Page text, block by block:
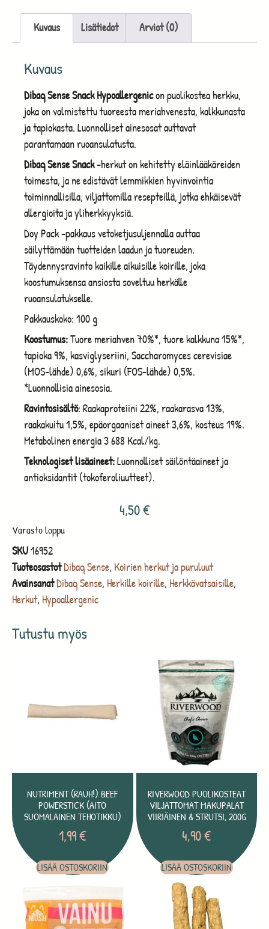
Tutustu myös
NUTRIMENT (RAUH!) BEEF
POWERSTICK (AITO
SUOMALAINEN TEHOTIKKU)
1,99€
LISÄÄ OSTOSKORIIN
RIVERWOOD PUOLIKOSTEAT
VILJATTOMAT MAKUPALAT
VIIRIÄINEN & STRUTSI, 200G
4,90€
LISÄÄ OSTOSKORIIN
Kuvaus Lisätiedot Arviot (0)
Kuvaus
Dibaq Sense Snack Hypoallergenicon puolikostea herkku,
joka on valmistettu tuoreesta meriahvenesta, kalkkunasta
ja tapiokasta. Luonnolliset ainesosat auttavat
parantamaan ruoansulatusta.
Dibaq Sense Snack-herkut on kehitetty eläinlääkäreiden
toimesta, ja ne edistävät lemmikkien hyvinvointia
toiminnallisilla, viljattomilla resepteillä, jotka ehkäisevät
allergioita ja yliherkkyyksiä.
Doy Pack -pakkaus vetoketjusuljennalla auttaa
säilyttämään tuotteiden laadun ja tuoreuden.
Täydennysravinto kaikille aikuisille koirille, joka
koostumuksensa ansiosta soveltuu herkälle
ruoansulatukselle.
Pakkauskoko: 100 g
Koostumus:Tuore meriahven 70%*, tuore kalkkuna 15%*,
tapioka 9%, kasviglyseriini, Saccharomyces cerevisiae
(MOS-lähde) 0,6%, sikuri (FOS-lähde) 0,5%.
*Luonnollisia ainesosia.
Ravintosisältö: Raakaproteiini 22%, raakarasva 13%,
raakakuitu 1,5%, epäorgaaniset aineet 3,6%, kosteus 19%.
Metabolinen energia 3 688 Kcal/kg.
Teknologiset lisäaineet:Luonnolliset säilöntäaineet ja
antioksidantit (tokoferoliuutteet).
4,50€
Varasto loppu
SKU16952
TuoteosastotDibaq Sense, Koirien herkut ja puruluut
AvainsanatDibaq Sense, Herkille koirille, Herkkävatsaisille,
Herkut, Hypoallergenic